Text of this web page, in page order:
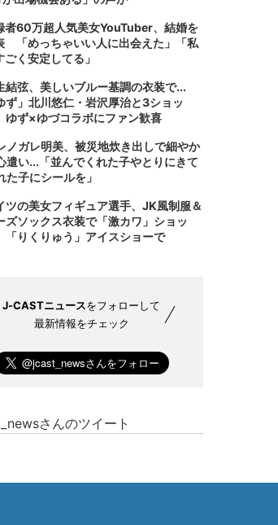
者60万超人気美女YouTuber、結婚を
「めっちゃいい人に出会えた」「私
ごく安定してる」
結弦、美しいブルー基調の衣装で...
ず」北川悠仁・岩沢厚治と3ショッ
ず×ゆづコラボにファン歓喜
ノガレ明美、被災地炊き出しで細やか
遣い...「並んでくれた子やとりにきて
た子にシールを」
ツの美女フィギュア選手、JK風制服＆
ズソックス衣装で「激カワ」ショッ
りくりゅう」アイスショーで
J-CASTニュースをフォローして
最新情報をチェック
さんのツイート